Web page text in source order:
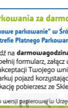
❚❚